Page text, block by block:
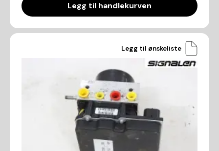
Legg til handlekurven
Legg til ønskeliste